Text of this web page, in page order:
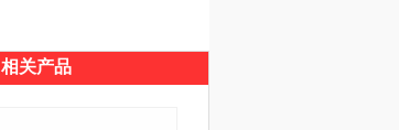
相关产品